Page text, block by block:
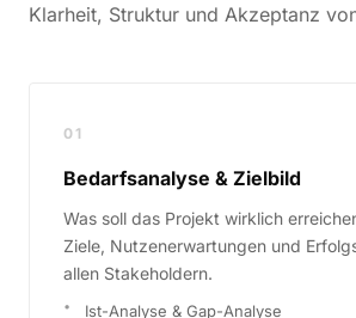
Klarheit, Struktur und Akzeptanz
01
Bedarfsanalyse & Zielbild
Was soll das Projekt wirklich
Ziele, Nutzenerwartungen und
allen Stakeholdern.
Ist-Analyse & Gap-Analyse